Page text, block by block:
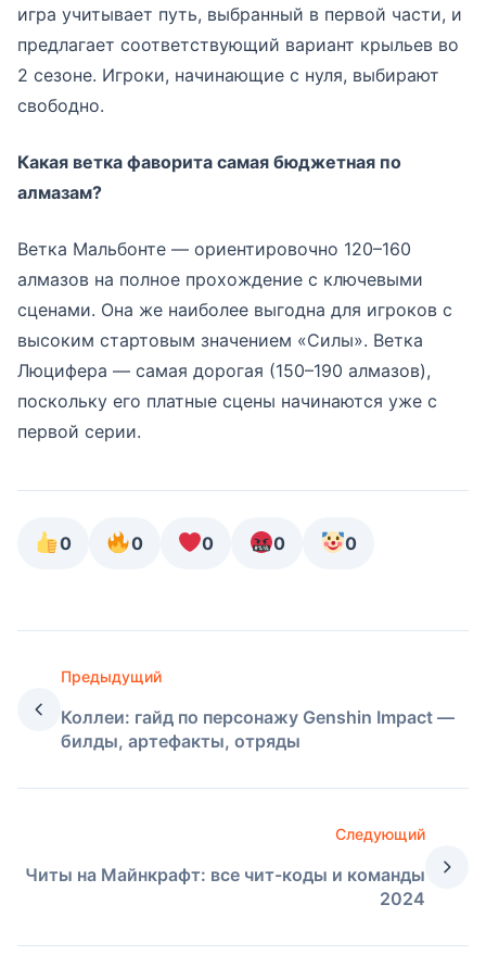
игра учитывает путь, выбранный в первой части, и
предлагает соответствующий вариант крыльев во
2 сезоне. Игроки, начинающие с нуля, выбирают
свободно.
Какая ветка фаворита самая бюджетная по
алмазам?
Ветка Мальбонте — ориентировочно 120–160
алмазов на полное прохождение с ключевыми
сценами. Она же наиболее выгодна для игроков с
высоким стартовым значением «Силы». Ветка
Люцифера — самая дорогая (150–190 алмазов),
поскольку его платные сцены начинаются уже с
первой серии.
0 0 0 0 0
Предыдущий
Коллеи: гайд по персонажу Genshin Impact —
билды, артефакты, отряды
Следующий
Читы на Майнкрафт: все чит-коды и команды
2024